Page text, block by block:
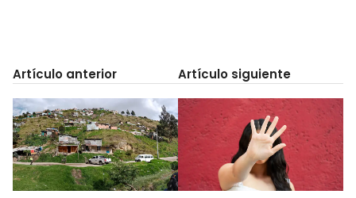
Artículo anterior Artículo siguiente